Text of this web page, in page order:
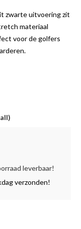
zwarte uitvoering zit
materiaal
voor de golfers
leverbaar!
verzonden!